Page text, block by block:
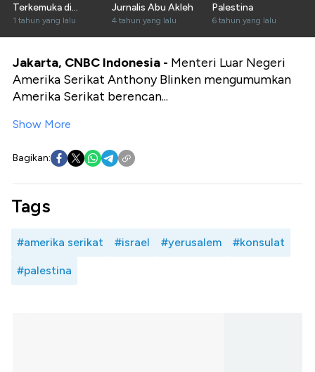
Terkemuka di
Yerusalem
1 tahun yang lalu
Jurnalis Abu Akleh
4 tahun yang lalu
Palestina
6 tahun yang lalu
Jakarta, CNBC Indonesia - Menteri Luar Negeri
Amerika Serikat Anthony Blinken mengumumkan
Amerika Serikat berencan...
Show More
Bagikan:
Tags
#amerika serikat #israel #yerusalem #konsulat
#palestina